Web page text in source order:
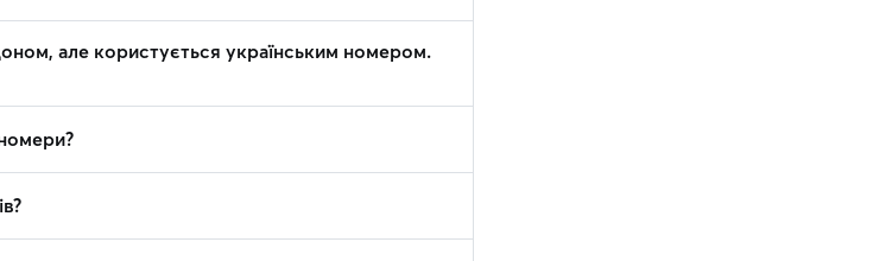
але користується українським номером.